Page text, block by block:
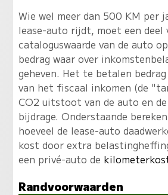
Wie wel meer dan 500 KM per
lease-auto rijdt, moet een deel
cataloguswaarde van de auto
bedrag waar over
geheven. Het te betalen
van het fiscaal inkomen (de
CO2 uitstoot van de auto en
bijdrage. Onderstaande
hoeveel de lease-auto
kost door extra
een privé-auto de
Randvoorwaarden